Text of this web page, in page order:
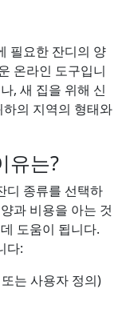
필요한 잔디의 양
온라인 도구입니
, 새 집을 위해 신
의 지역의 형태와
유는?
디 종류를 선택하
과 비용을 아는 것
도움이 됩니다.
다:
는 사용자 정의)